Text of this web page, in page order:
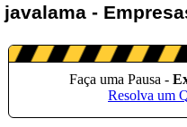
javalama -